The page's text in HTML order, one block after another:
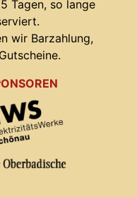
Tagen, so lange
wir Barzahlung,